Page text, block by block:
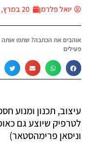
יואל פלרמן 20 במרץ, 2014
אוהבים את הכתבה? שתפו
פעילים
עיצוב, תכנון ומנוע
לטרפיק שיוצע גם
וניסאן פרימהסטאר)